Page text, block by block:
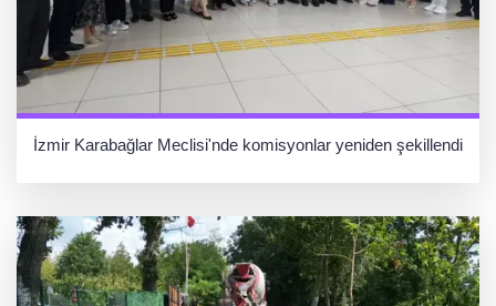
İzmir Karabağlar Meclisi'nde komisyonlar yeniden şekillendi